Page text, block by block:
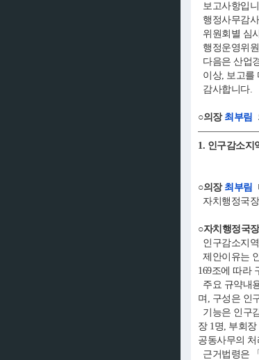
보고사항입
행정사무감
위원회별 심
행정운영위
다음은 산업
이상, 보고를
감사합니다.
○의장 최부림
1. 인구감소지
○의장 최부림
자치행정국
○자치행정국
인구감소지
제안이유는
169조에 따라
주요 규약내
며, 구성은 인
기능은 인구
장 1명, 부회
공동사무의
근거법령은